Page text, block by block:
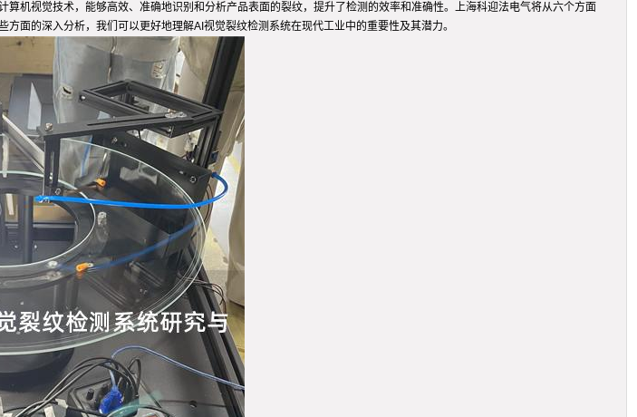
机视觉技术，能够高效、准确地识别和分析产品表面的裂纹，提升了检测的效率和准确性。上海科迎法电气将从六个方面
面的深入分析，我们可以更好地理解AI视觉裂纹检测系统在现代工业中的重要性及其潜力。